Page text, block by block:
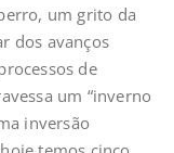
um grito da
dos avanços
de
um “inverno
inversão